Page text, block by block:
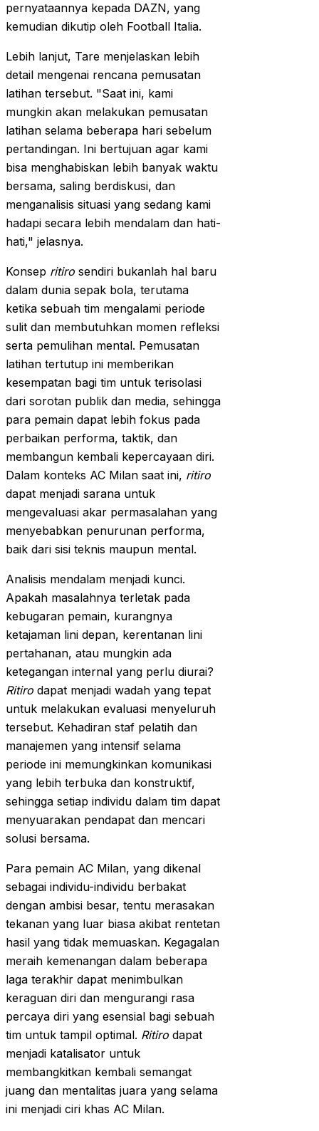
pernyataannya kepada DAZN, yang
kemudian dikutip oleh Football Italia.
Lebih lanjut, Tare menjelaskan lebih
detail mengenai rencana pemusatan
latihan tersebut. "Saat ini, kami
mungkin akan melakukan pemusatan
latihan selama beberapa hari sebelum
pertandingan. Ini bertujuan agar kami
bisa menghabiskan lebih banyak waktu
bersama, saling berdiskusi, dan
menganalisis situasi yang sedang kami
hadapi secara lebih mendalam dan hati-
hati," jelasnya.
Konsep ritiro sendiri bukanlah hal baru
dalam dunia sepak bola, terutama
ketika sebuah tim mengalami periode
sulit dan membutuhkan momen refleksi
serta pemulihan mental. Pemusatan
latihan tertutup ini memberikan
kesempatan bagi tim untuk terisolasi
dari sorotan publik dan media, sehingga
para pemain dapat lebih fokus pada
perbaikan performa, taktik, dan
membangun kembali kepercayaan diri.
Dalam konteks AC Milan saat ini, ritiro
dapat menjadi sarana untuk
mengevaluasi akar permasalahan yang
menyebabkan penurunan performa,
baik dari sisi teknis maupun mental.
Analisis mendalam menjadi kunci.
Apakah masalahnya terletak pada
kebugaran pemain, kurangnya
ketajaman lini depan, kerentanan lini
pertahanan, atau mungkin ada
ketegangan internal yang perlu diurai?
Ritiro dapat menjadi wadah yang tepat
untuk melakukan evaluasi menyeluruh
tersebut. Kehadiran staf pelatih dan
manajemen yang intensif selama
periode ini memungkinkan komunikasi
yang lebih terbuka dan konstruktif,
sehingga setiap individu dalam tim dapat
menyuarakan pendapat dan mencari
solusi bersama.
Para pemain AC Milan, yang dikenal
sebagai individu-individu berbakat
dengan ambisi besar, tentu merasakan
tekanan yang luar biasa akibat rentetan
hasil yang tidak memuaskan. Kegagalan
meraih kemenangan dalam beberapa
laga terakhir dapat menimbulkan
keraguan diri dan mengurangi rasa
percaya diri yang esensial bagi sebuah
tim untuk tampil optimal. Ritiro dapat
menjadi katalisator untuk
membangkitkan kembali semangat
juang dan mentalitas juara yang selama
ini menjadi ciri khas AC Milan.